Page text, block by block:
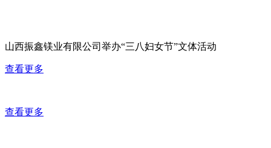
山西振鑫镁业有限公司举办“三八妇女节”文体活动
查看更多
查看更多